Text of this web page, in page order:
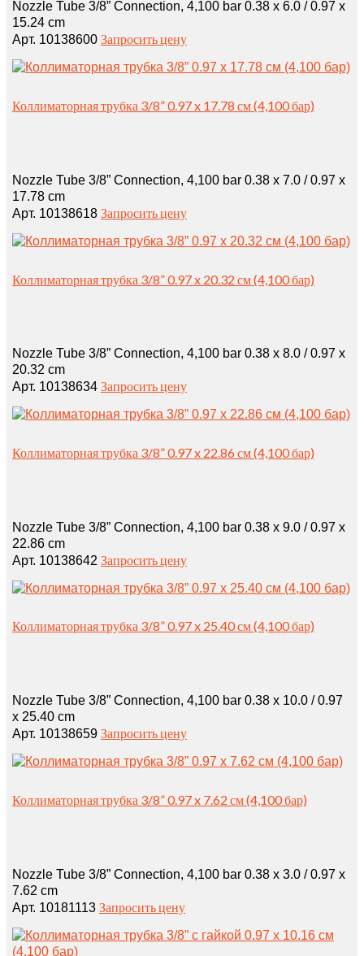
Nozzle Tube 3/8” Connection, 4,100 bar 0.38 x 6.0 / 0.97 x
15.24 cm
Арт. 10138600 Запросить цену
Коллиматорная трубка 3/8” 0.97 x 17.78 см (4,100 бар)
Nozzle Tube 3/8” Connection, 4,100 bar 0.38 x 7.0 / 0.97 x
17.78 cm
Арт. 10138618 Запросить цену
Коллиматорная трубка 3/8” 0.97 x 20.32 см (4,100 бар)
Nozzle Tube 3/8” Connection, 4,100 bar 0.38 x 8.0 / 0.97 x
20.32 cm
Арт. 10138634 Запросить цену
Коллиматорная трубка 3/8” 0.97 x 22.86 см (4,100 бар)
Nozzle Tube 3/8” Connection, 4,100 bar 0.38 x 9.0 / 0.97 x
22.86 cm
Арт. 10138642 Запросить цену
Коллиматорная трубка 3/8” 0.97 x 25.40 см (4,100 бар)
Nozzle Tube 3/8” Connection, 4,100 bar 0.38 x 10.0 / 0.97
x 25.40 cm
Арт. 10138659 Запросить цену
Коллиматорная трубка 3/8” 0.97 x 7.62 см (4,100 бар)
Nozzle Tube 3/8” Connection, 4,100 bar 0.38 x 3.0 / 0.97 x
7.62 cm
Арт. 10181113 Запросить цену